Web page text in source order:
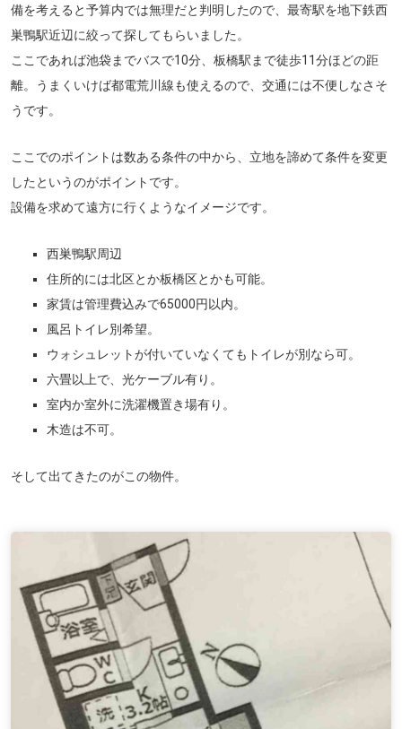
備を考えると予算内では無理だと判明したので、最寄駅を地下鉄西
巣鴨駅近辺に絞って探してもらいました。
ここであれば池袋までバスで10分、板橋駅まで徒歩11分ほどの距
離。うまくいけば都電荒川線も使えるので、交通には不便しなさそ
うです。
ここでのポイントは数ある条件の中から、立地を諦めて条件を変更
したというのがポイントです。
設備を求めて遠方に行くようなイメージです。
西巣鴨駅周辺
住所的には北区とか板橋区とかも可能。
家賃は管理費込みで65000円以内。
風呂トイレ別希望。
ウォシュレットが付いていなくてもトイレが別なら可。
六畳以上で、光ケーブル有り。
室内か室外に洗濯機置き場有り。
木造は不可。
そして出てきたのがこの物件。